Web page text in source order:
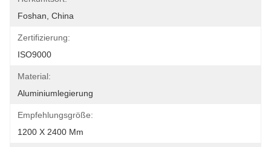
Foshan, China
Zertifizierung:
ISO9000
Material:
Aluminiumlegierung
Empfehlungsgröße:
1200 X 2400 Mm